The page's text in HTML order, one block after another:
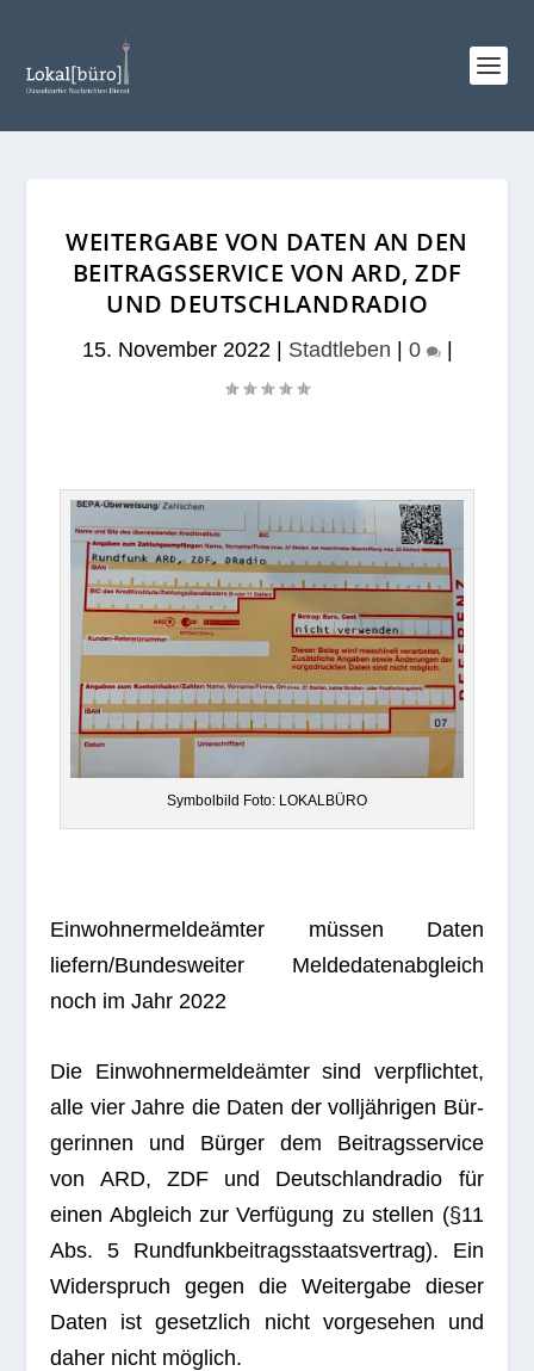
WEITERGABE VON DATEN AN DEN
BEITRAGSSERVICE VON ARD, ZDF
UND DEUTSCHLANDRADIO
15. November 2022| Stadtleben 0 |
Sym­bol­bild Foto: LOKALBÜRO
Ein­woh­ner­mel­de­äm­ter müs­sen Daten
liefern/Bundesweiter Mel­de­da­ten­ab­gleich
noch im Jahr 2022
Die Ein­woh­ner­mel­de­äm­ter sind ver­pflich­tet,
alle vier Jahre die Daten der voll­jäh­ri­gen Bür­
ge­rin­nen und Bür­ger dem Bei­trags­ser­vice
von ARD, ZDF und Deutsch­land­ra­dio für
einen Abgleich zur Ver­fü­gung zu stel­len (§11
Abs. 5 Rund­funk­bei­trags­staats­ver­trag). Ein
Wider­spruch gegen die Wei­ter­gabe die­ser
Daten ist gesetz­lich nicht vor­ge­se­hen und
daher nicht möglich.